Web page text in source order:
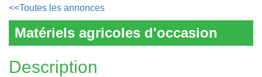
<<Toutes les annonces
Matériels agricoles d'occasion
Description